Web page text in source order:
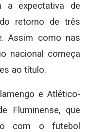
a expectativa de
retorno de três
Assim como nas
nacional começa
ao título.
e Atlético-
Fluminense, que
com o futebol